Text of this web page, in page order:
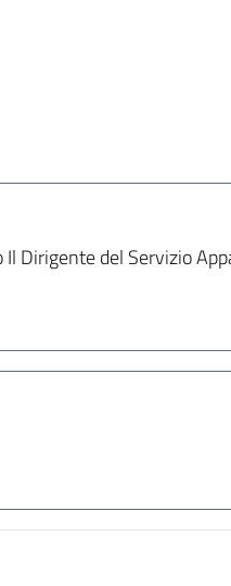
Il Dirigente del Servizio